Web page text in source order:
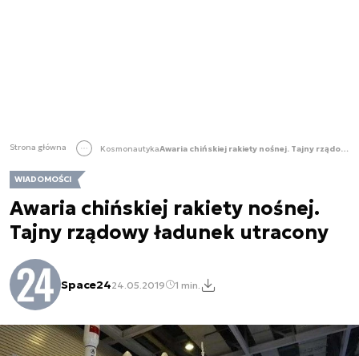
Strona główna Kosmonautyka Awaria chińskiej rakiety nośnej. Tajny rządowy ładunek utracony
WIADOMOŚCI
Awaria chińskiej rakiety nośnej.
Tajny rządowy ładunek utracony
Space2424.05.2019 1 min.